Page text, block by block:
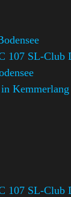
107 SL-Club
Kemmerlang
107 SL-Club